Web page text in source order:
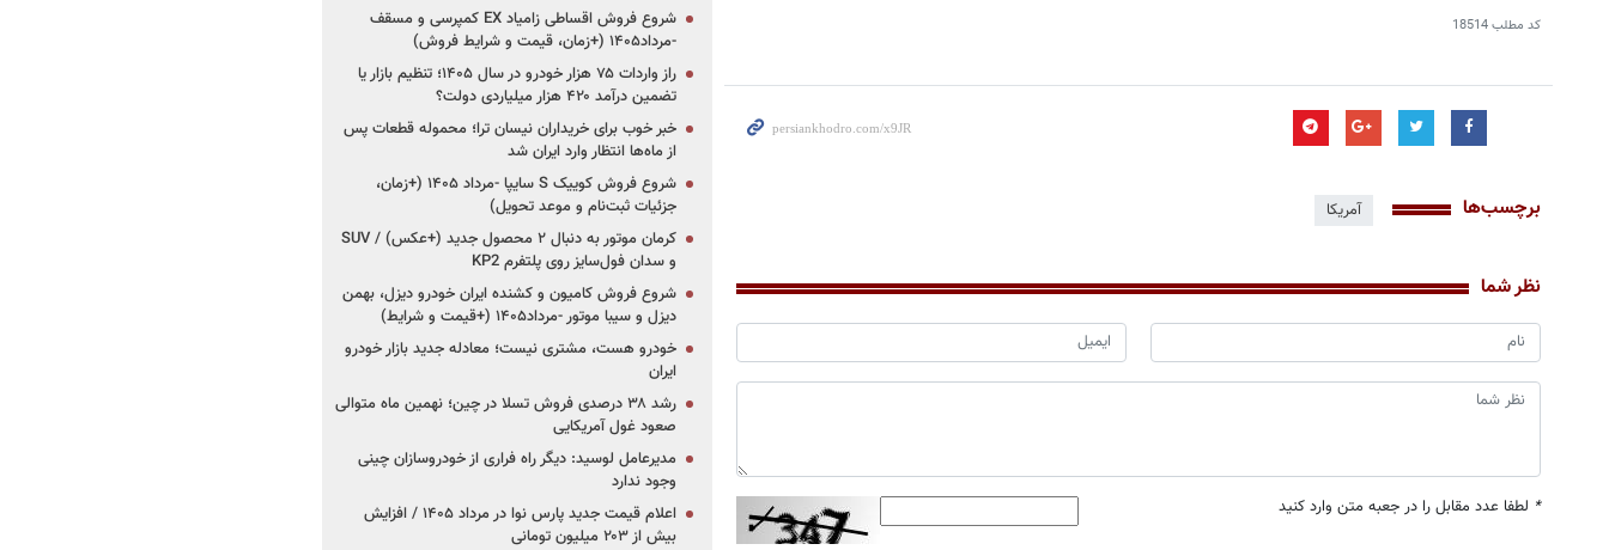
کد مطلب18514
برچسب‌ها آمریکا
نظر شما
* لطفا عدد مقابل را در جعبه متن وارد کنید
شروع فروش اقساطی زامیاد EX کمپرسی و مسقف
-مرداد۱۴۰۵ (+زمان، قیمت و شرایط فروش)
راز واردات ۷۵ هزار خودرو در سال ۱۴۰۵؛ تنظیم بازار یا
تضمین درآمد ۴۲۰ هزار میلیاردی دولت؟
خبر خوب برای خریداران نیسان ترا؛ محموله قطعات پس
از ماه‌ها انتظار وارد ایران شد
شروع فروش کوییک S سایپا -مرداد ۱۴۰۵ (+زمان،
جزئیات ثبت‌نام و موعد تحویل)
کرمان موتور به دنبال ۲ محصول جدید (+عکس) / SUV
و سدان فول‌سایز روی پلتفرم KP2
شروع فروش کامیون و کشنده ایران خودرو دیزل، بهمن
دیزل و سیبا موتور -مرداد۱۴۰۵ (+قیمت و شرایط)
خودرو هست، مشتری نیست؛ معادله جدید بازار خودرو
ایران
رشد ۳۸ درصدی فروش تسلا در چین؛ نهمین ماه متوالی
صعود غول آمریکایی
مدیرعامل لوسید: دیگر راه فراری از خودروسازان چینی
وجود ندارد
اعلام قیمت جدید پارس نوا در مرداد ۱۴۰۵ / افزایش
بیش از ۲۰۳ میلیون تومانی